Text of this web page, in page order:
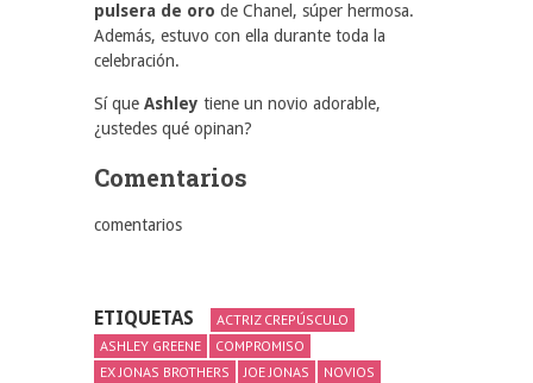
pulsera de oro de Chanel, súper hermosa.
Además, estuvo con ella durante toda la
celebración.
Sí que Ashley tiene un novio adorable,
¿ustedes qué opinan?
Comentarios
comentarios
ETIQUETAS
ACTRIZ CREPÚSCULO
ASHLEY GREENE
COMPROMISO
EX JONAS BROTHERS
JOE JONAS
NOVIOS